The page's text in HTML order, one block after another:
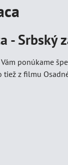
- Srbský
ponúkame
tiež z filmu